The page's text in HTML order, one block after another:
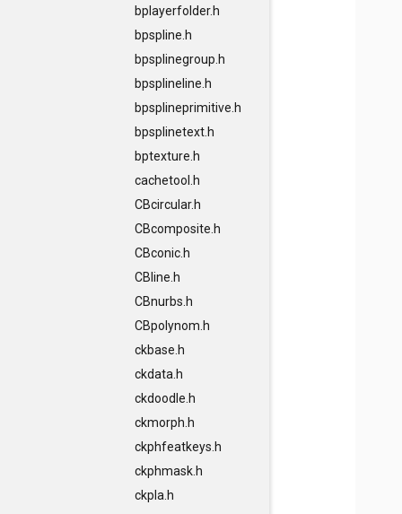
bplayerfolder.h
bpspline.h
bpsplinegroup.h
bpsplineline.h
bpsplineprimitive.h
bpsplinetext.h
bptexture.h
cachetool.h
CBcircular.h
CBcomposite.h
CBconic.h
CBline.h
CBnurbs.h
CBpolynom.h
ckbase.h
ckdata.h
ckdoodle.h
ckmorph.h
ckphfeatkeys.h
ckphmask.h
ckpla.h